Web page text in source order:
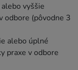
vyššie
odbore (pôvodne 3
alebo úplné
praxe v odbore